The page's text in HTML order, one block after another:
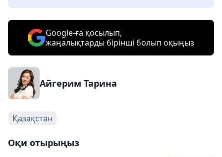
Google-ға қосылып,
жаңалықтарды бірінші болып оқыңыз
Айгерим Тарина
Қазақстан
Оқи отырыңыз